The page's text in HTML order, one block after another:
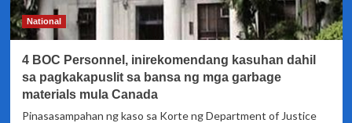
National
4 BOC Personnel, inirekomendang kasuhan dahil
sa pagkakapuslit sa bansa ng mga garbage
materials mula Canada
Pinasasampahan ng kaso sa Korte ng Department of Justice